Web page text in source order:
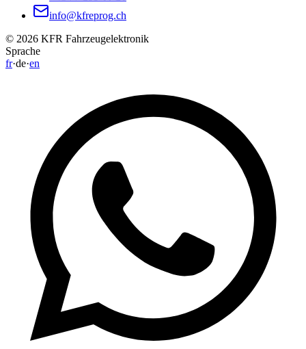
info@kfreprog.ch
© 2026 KFR Fahrzeugelektronik
Sprache
fr·de·en